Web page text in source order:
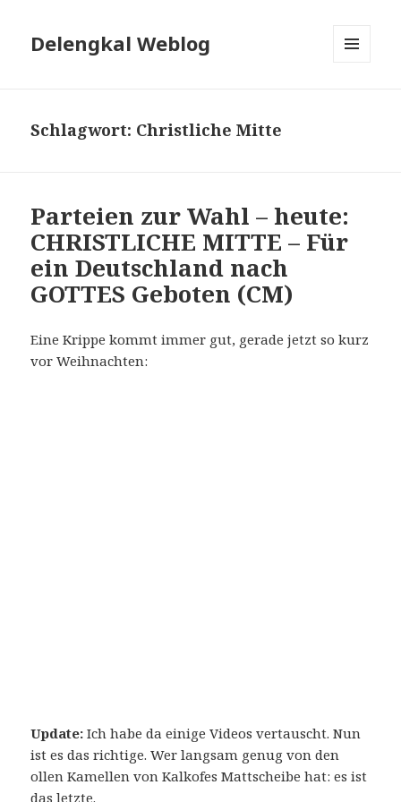
Delengkal Weblog
Schlagwort: Christliche Mitte
Parteien zur Wahl – heute:
CHRISTLICHE MITTE – Für
ein Deutschland nach
GOTTES Geboten (CM)
Eine Krippe kommt immer gut, gerade jetzt so kurz
vor Weihnachten:
Update: Ich habe da einige Videos vertauscht. Nun
ist es das richtige. Wer langsam genug von den
ollen Kamellen von Kalkofes Mattscheibe hat: es ist
das letzte.